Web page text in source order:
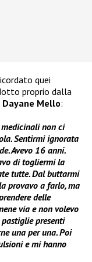
quei
proprio dalla
Dayane Mello:
non ci
Sentirmi ignorata
Avevo 16 anni.
di togliermi la
tutte. Dal buttarmi
provavo a farlo, ma
delle
via e non volevo
presenti
una per una. Poi
e mi hanno